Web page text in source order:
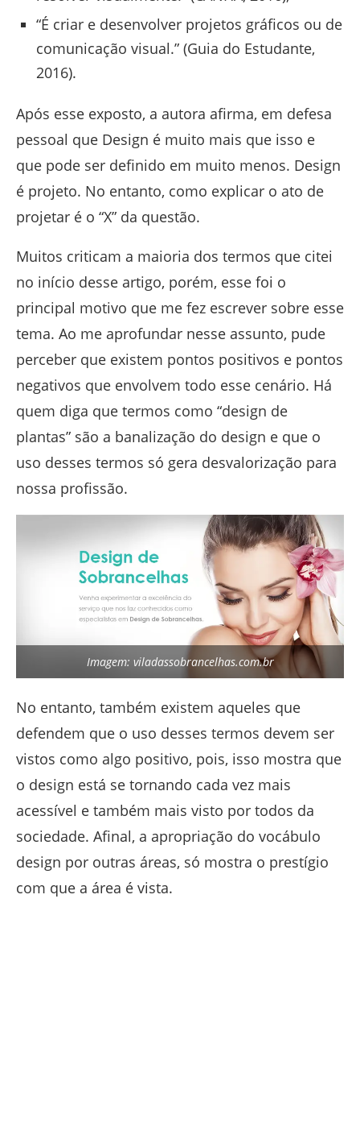
“É criar e desenvolver projetos gráficos ou de
comunicação visual.” (Guia do Estudante,
2016).
Após esse exposto, a autora afirma, em defesa
pessoal que Design é muito mais que isso e
que pode ser definido em muito menos. Design
é projeto. No entanto, como explicar o ato de
projetar é o “X” da questão.
Muitos criticam a maioria dos termos que citei
no início desse artigo, porém, esse foi o
principal motivo que me fez escrever sobre esse
tema. Ao me aprofundar nesse assunto, pude
perceber que existem pontos positivos e pontos
negativos que envolvem todo esse cenário. Há
quem diga que termos como “design de
plantas” são a banalização do design e que o
uso desses termos só gera desvalorização para
nossa profissão.
Imagem: viladassobrancelhas.com.br
No entanto, também existem aqueles que
defendem que o uso desses termos devem ser
vistos como algo positivo, pois, isso mostra que
o design está se tornando cada vez mais
acessível e também mais visto por todos da
sociedade. Afinal, a apropriação do vocábulo
design por outras áreas, só mostra o prestígio
com que a área é vista.